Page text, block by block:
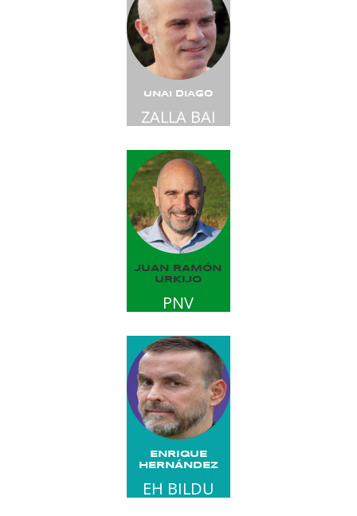
UNAI DIAGO
ZALLA BAI
JUAN RAMÓN
URKIJO
PNV
ENRIQUE
HERNÁNDEZ
EH BILDU